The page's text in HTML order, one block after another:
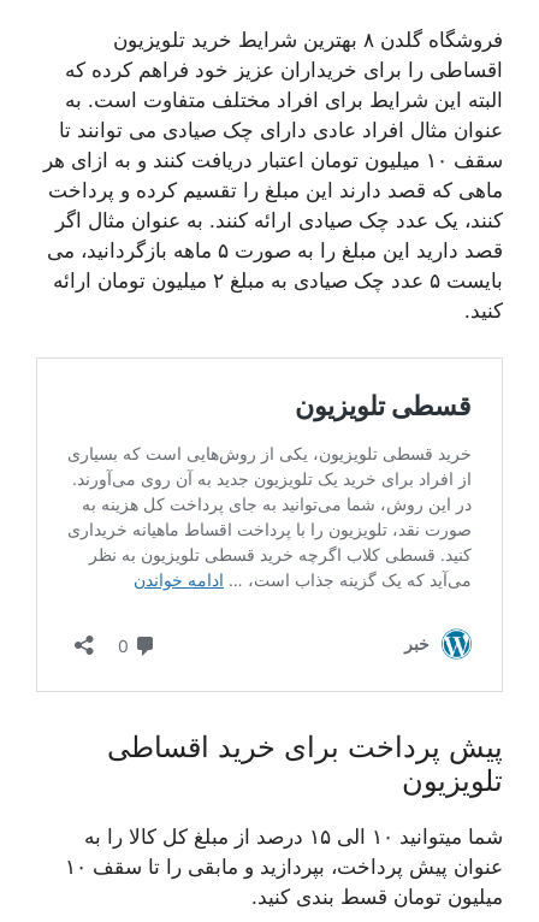
فروشگاه گلدن ۸ بهترین شرایط خرید تلویزیون
اقساطی را برای خریداران عزیز خود فراهم کرده که
البته این شرایط برای افراد مختلف متفاوت است. به
عنوان مثال افراد عادی دارای چک صیادی می توانند تا
سقف ۱۰ میلیون تومان اعتبار دریافت کنند و به ازای هر
ماهی که قصد دارند این مبلغ را تقسیم کرده و پرداخت
کنند، یک عدد چک صیادی ارائه کنند. به عنوان مثال اگر
قصد دارید این مبلغ را به صورت ۵ ماهه بازگردانید، می
بایست ۵ عدد چک صیادی به مبلغ ۲ میلیون تومان ارائه
کنید.
پیش پرداخت برای خرید اقساطی
تلویزیون
شما میتوانید ۱۰ الی ۱۵ درصد از مبلغ کل کالا را به
عنوان پیش پرداخت، بپردازید و مابقی را تا سقف ۱۰
میلیون تومان قسط بندی کنید.